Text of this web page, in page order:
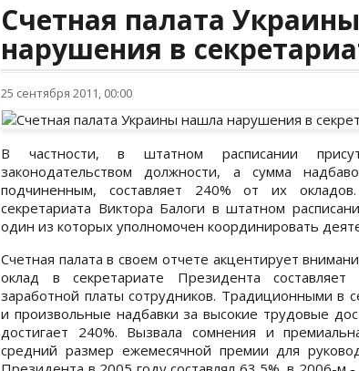
Счетная палата
нарушения в
25 сентября 2011, 00:00
В частности, в штатном расписании
законодательством должности, а сумма
подчиненным, составляет 240% от их
секретариата Виктора Балоги в штатном
один из которых уполномочен координировать
Счетная палата в своем отчете акцентирует
оклад в секретариате Президента
заработной платы сотрудников. Традиционными в
и произвольные надбавки за высокие трудовые
достигает 240%. Вызвала сомнения и
средний размер ежемесячной премии для